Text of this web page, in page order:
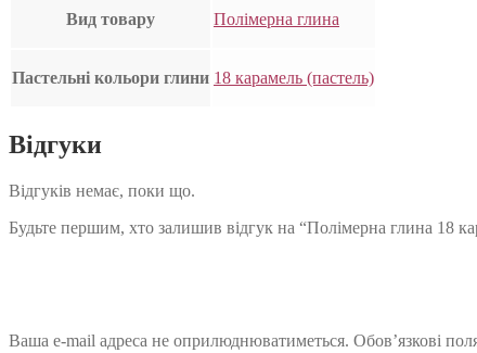
Вид товару Полімерна глина
Пастельні кольори глини 18 карамель (пастель)
Відгуки
Відгуків немає, поки що.
Будьте першим, хто залишив відгук на “Полімерна глина 18
Ваша e-mail адреса не оприлюднюватиметься. Обов’язкові